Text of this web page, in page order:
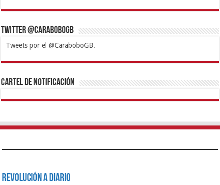
Twitter @CaraboboGB
Tweets por el @CaraboboGB.
1xbetBetturkeyBetistKralbetSupertotobetTipobetMatadorbetMariobet
https://mvbcasino.com/
Cartel de Notificación
Revolución a Diario